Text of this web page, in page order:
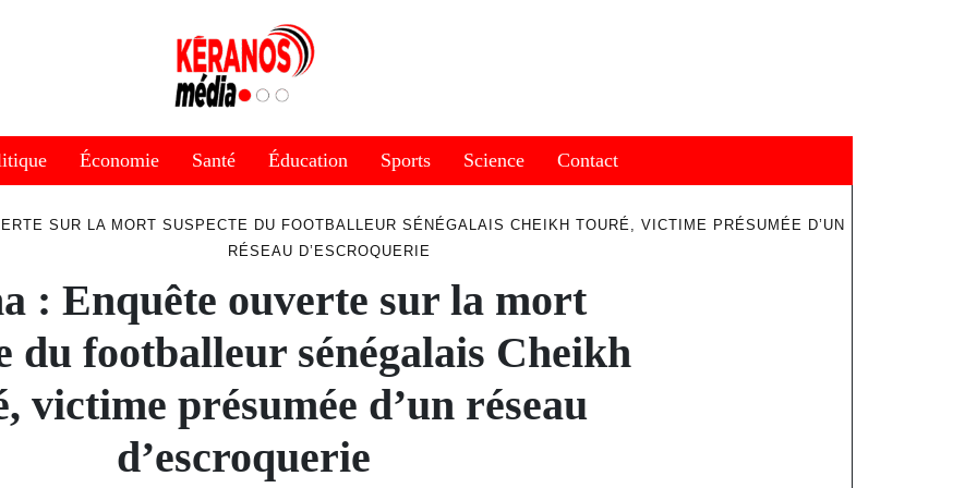
Économie Santé Éducation Sports Science Contact
SUR LA MORT SUSPECTE DU FOOTBALLEUR SÉNÉGALAIS CHEIKH TOURÉ, VICTIME PRÉSUMÉE D’UN
RÉSEAU D’ESCROQUERIE
: Enquête ouverte sur la mort
du footballeur sénégalais Cheikh
victime présumée d’un réseau
d’escroquerie